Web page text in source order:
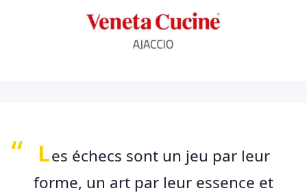
Les échecs sont un jeu par leur
forme, un art par leur essence et